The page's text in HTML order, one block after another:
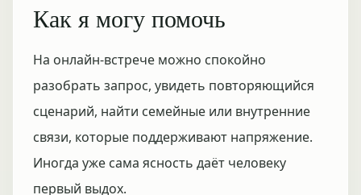
Как я могу помочь
На онлайн-встрече можно спокойно
разобрать запрос, увидеть повторяющийся
сценарий, найти семейные или внутренние
связи, которые поддерживают напряжение.
Иногда уже сама ясность даёт человеку
первый выдох.